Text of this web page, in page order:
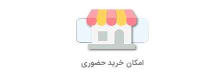
امکان خرید حضوری